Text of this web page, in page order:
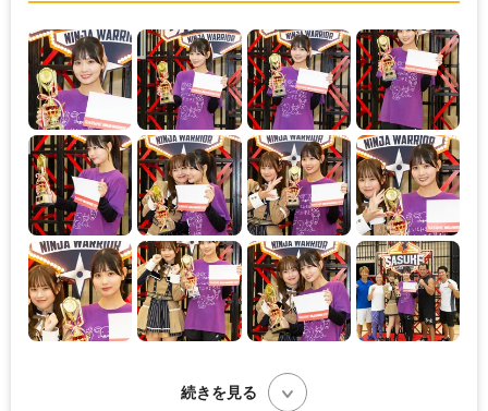
続きを見る